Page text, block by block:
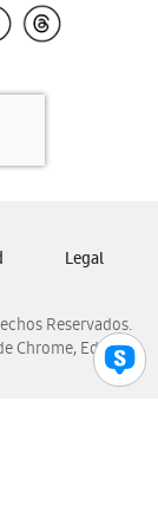
Reservados.
Chrome, Edge,
Legal